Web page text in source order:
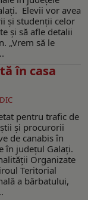
Elevii vor avea
și studenții celor
și să afle detalii
„Vrem să le
în casa
pentru trafic de
și procurorii
de canabis în
în județul Galați.
Organizate
Teritorial
a bărbatului,